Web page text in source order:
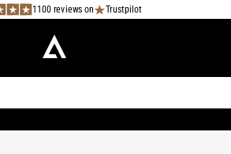
1100 reviews on Trustpilot